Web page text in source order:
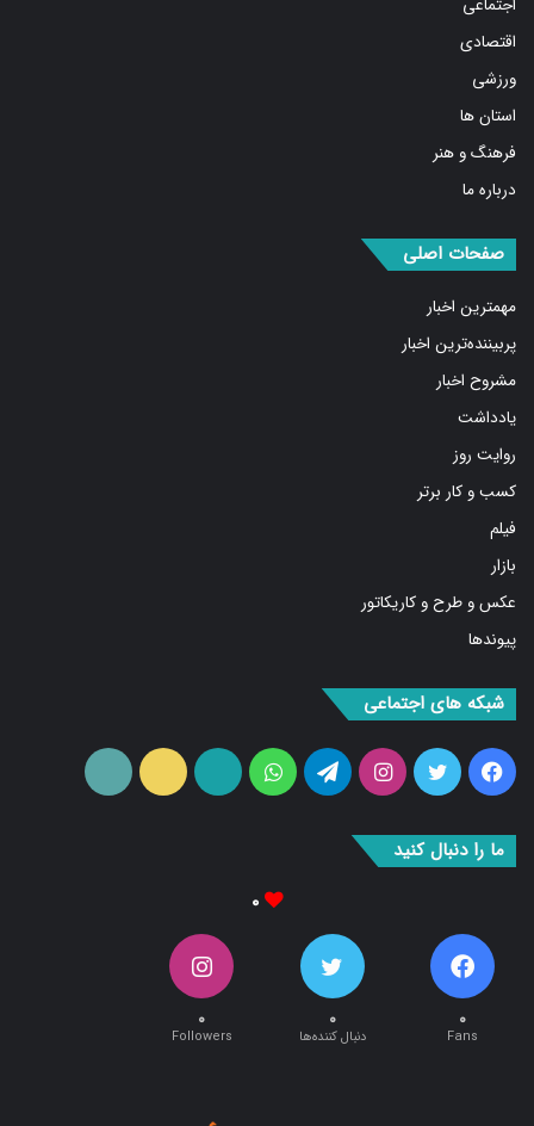
اقتصادی
ورزشی
استان ها
فرهنگ و هنر
درباره ما
مهمترین اخبار
پربیننده‌ترین اخبار
مشروح اخبار
یادداشت
روایت روز
کسب و کار برتر
فیلم
بازار
عکس و طرح و کاریکاتور
پیوندها
فیس
بوک
توییتراینستاگرامتلگرامواتس
آپ
آپارات ایتا
۰ ۰ ۰